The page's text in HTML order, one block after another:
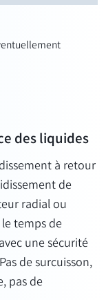
des liquides
à retour
de
radial ou
temps de
une sécurité
de surcuisson,
pas de